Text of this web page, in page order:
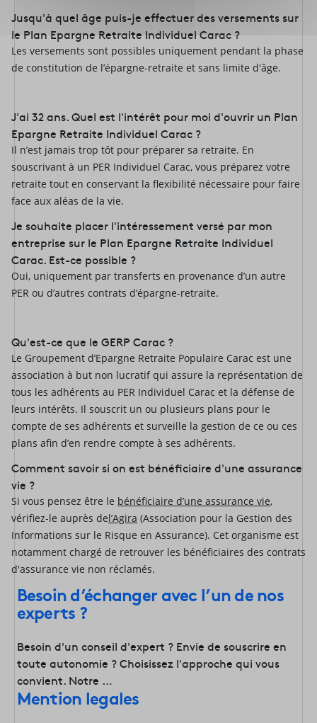
Jusqu'à quel âge puis-je effectuer des versements sur
le Plan Epargne Retraite Individuel Carac ?
Les versements sont possibles uniquement pendant la phase
de constitution de l’épargne-retraite et sans limite d'âge.
J'ai 32 ans. Quel est l'intérêt pour moi d'ouvrir un Plan
Epargne Retraite Individuel Carac ?
Il n’est jamais trop tôt pour préparer sa retraite. En
souscrivant à un PER Individuel Carac, vous préparez votre
retraite tout en conservant la flexibilité nécessaire pour faire
face aux aléas de la vie.
Je souhaite placer l'intéressement versé par mon
entreprise sur le Plan Epargne Retraite Individuel
Carac. Est-ce possible ?
Oui, uniquement par transferts en provenance d’un autre
PER ou d’autres contrats d’épargne-retraite.
Qu'est-ce que le GERP Carac ?
Le Groupement d’Epargne Retraite Populaire Carac est une
association à but non lucratif qui assure la représentation de
tous les adhérents au PER Individuel Carac et la défense de
leurs intérêts. Il souscrit un ou plusieurs plans pour le
compte de ses adhérents et surveille la gestion de ce ou ces
plans afin d’en rendre compte à ses adhérents.
Comment savoir si on est bénéficiaire d'une assurance
vie ?
Si vous pensez être le bénéficiaire d’une assurance vie,
vérifiez-le auprès del’Agira (Association pour la Gestion des
Informations sur le Risque en Assurance). Cet organisme est
notamment chargé de retrouver les bénéficiaires des contrats
d'assurance vie non réclamés.
Besoin d’échanger avec l’un de nos
experts ?
Besoin d'un conseil d'expert ? Envie de souscrire en
toute autonomie ? Choisissez l'approche qui vous
convient. Notre …
Mention legales